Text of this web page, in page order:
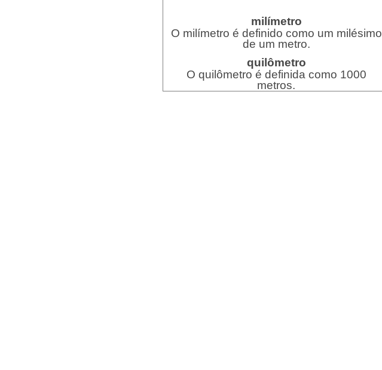
milímetro
O milímetro é definido como um milésimo
de um metro.
quilômetro
O quilômetro é definida como 1000
metros.